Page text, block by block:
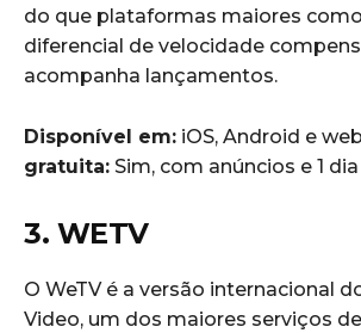
do que plataformas maiores
diferencial de velocidade
acompanha lançamentos.
Disponível em: iOS, Android e web
gratuita: Sim, com anúncios e 1
3. WETV
O WeTV é a versão internacional
Video, um dos maiores serviços